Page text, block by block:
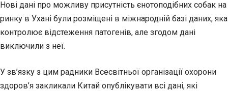
Нові дані про можливу присутність єнотоподібних собак на
ринку в Ухані були розміщені в міжнародній базі даних, яка
контролює відстеження патогенів, але згодом дані
виключили з неї.
У зв’язку з цим радники Всесвітньої організації охорони
здоров’я закликали Китай опублікувати всі дані, які